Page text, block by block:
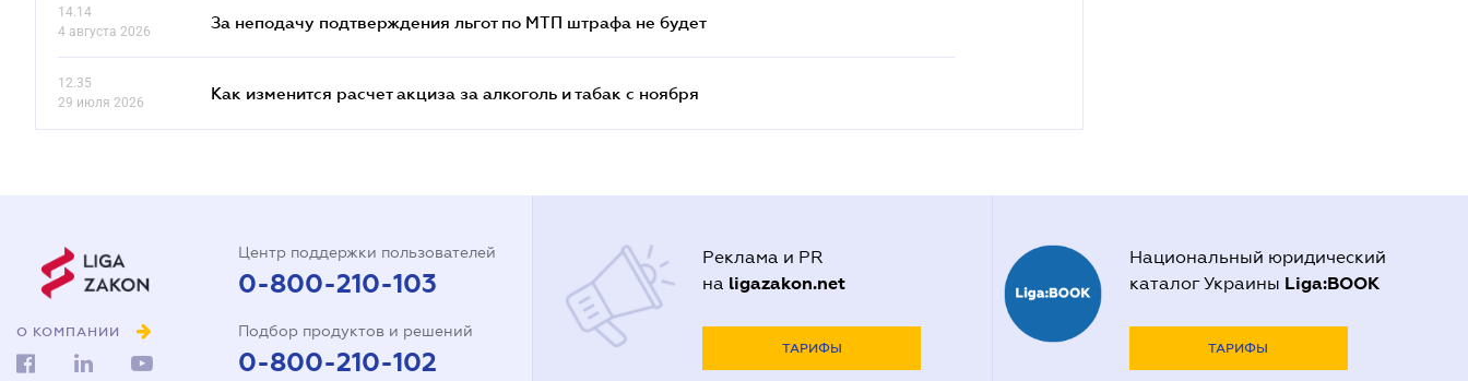
14.14
4 августа 2026
За неподачу подтверждения льгот по МТП штрафа не будет
12.35
29 июля 2026
Как изменится расчет акциза за алкоголь и табак с ноября
О КОМПАНИИ
Центр поддержки пользователей
0-800-210-103
Подбор продуктов и решений
0-800-210-102
Реклама и PR
на ligazakon.net
ТАРИФЫ
Национальный юридический
каталог Украины Liga:BOOK
ТАРИФЫ